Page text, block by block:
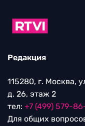
Редакция
115280, г. Москва,
д. 26, этаж 2
тел: +7 (499) 579-
Для общих